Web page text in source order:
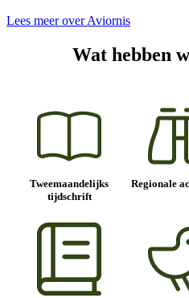
Lees meer over Aviornis
Wat hebben
Tweemaandelijks
tijdschrift
Regionale